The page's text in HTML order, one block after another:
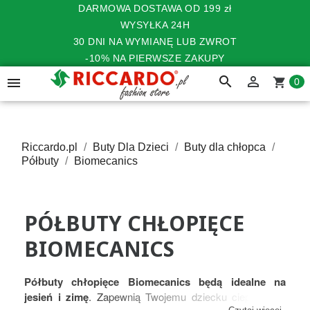
DARMOWA DOSTAWA OD 199 zł
WYSYŁKA 24H
30 DNI NA WYMIANĘ LUB ZWROT
-10% NA PIERWSZE ZAKUPY
 search  shopping_cart 0
Riccardo.pl Buty Dla Dzieci
Buty dla chłopca
Półbuty
Biomecanics
PÓŁBUTY CHŁOPIĘCE
BIOMECANICS
Półbuty chłopięce Biomecanics będą idealne na
jesień i zimę. Zapewnią Twojemu dziecku ciepło w te